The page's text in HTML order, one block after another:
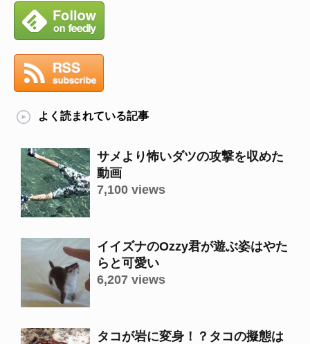
よく読まれている記事
サメより怖いダツの攻撃を収めた
動画
7,100 views
イイズナのOzzy君が遊ぶ姿はやた
らと可愛い
6,207 views
タコが岩に変身！？タコの擬態は